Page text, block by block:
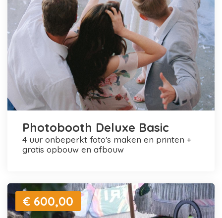
Photobooth Deluxe Basic
4 uur onbeperkt foto's maken en printen +
gratis opbouw en afbouw
€ 600,00